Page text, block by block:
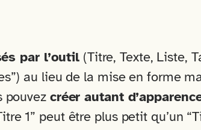
par l’outil (Titre, Texte, Liste,
au lieu de la mise en forme
pouvez créer autant
1” peut être plus petit qu’un